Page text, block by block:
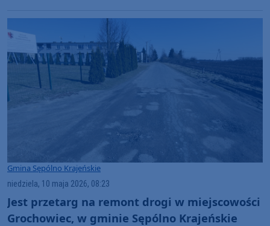
Gmina Sępólno Krajeńskie
niedziela, 10 maja 2026, 08:23
Jest przetarg na remont drogi w miejscowości
Grochowiec, w gminie Sępólno Krajeńskie